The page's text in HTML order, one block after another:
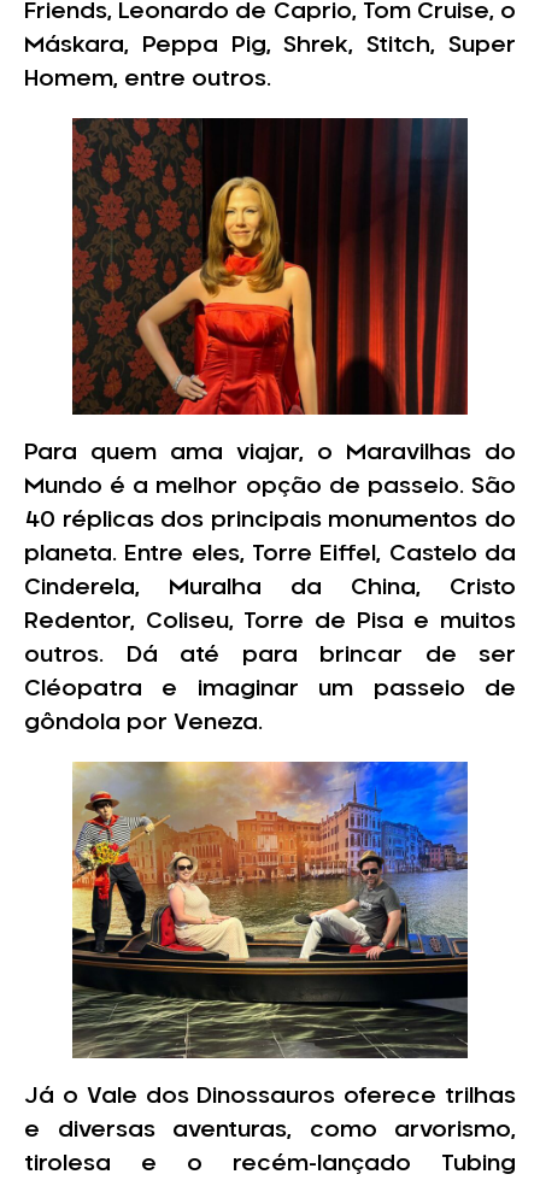
Friends, Leonardo de Caprio, Tom Cruise, o
Máskara, Peppa Pig, Shrek, Stitch, Super
Homem, entre outros.
Para quem ama viajar, o Maravilhas do
Mundo é a melhor opção de passeio. São
40 réplicas dos principais monumentos do
planeta. Entre eles, Torre Eiffel, Castelo da
Cinderela, Muralha da China, Cristo
Redentor, Coliseu, Torre de Pisa e muitos
outros. Dá até para brincar de ser
Cléopatra e imaginar um passeio de
gôndola por Veneza.
Já o Vale dos Dinossauros oferece trilhas
e diversas aventuras, como arvorismo,
tirolesa e o recém-lançado Tubing